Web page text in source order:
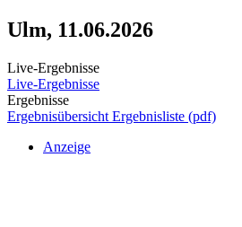
Ulm, 11.06.2026
Live-Ergebnisse
Live-Ergebnisse
Ergebnisse
Ergebnisübersicht Ergebnisliste (pdf)
Anzeige